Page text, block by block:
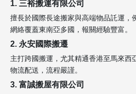
1. 三裕搬運有限公司
擅長於國際長途搬家與高端物品託運，
網絡覆蓋東南亞多國，報關經驗豐富。
2. 永安國際搬遷
主打跨國搬運，尤其精通香港至馬來西
物流配送，流程嚴謹。
3. 富誠搬屋有限公司